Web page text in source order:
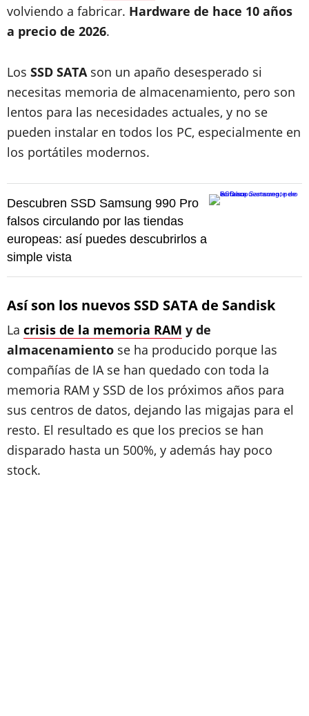
volviendo a fabricar. Hardware de hace 10 años
a precio de 2026.
Los SSD SATAson un apaño desesperado si
necesitas memoria de almacenamiento, pero son
lentos para las necesidades actuales, y no se
pueden instalar en todos los PC, especialmente en
los portátiles modernos.
Descubren SSD Samsung 990 Pro
falsos circulando por las tiendas
europeas: así puedes descubrirlos a
simple vista
Así son los nuevos SSD SATA de Sandisk
La crisis de la memoria RAM y de
almacenamiento se ha producido porque las
compañías de IA se han quedado con toda la
memoria RAM y SSD de los próximos años para
sus centros de datos, dejando las migajas para el
resto. El resultado es que los precios se han
disparado hasta un 500%, y además hay poco
stock.